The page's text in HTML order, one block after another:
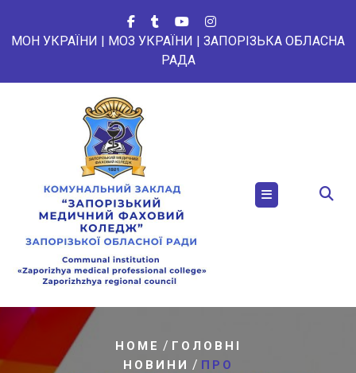
вмісту
МОН УКРАЇНИ | МОЗ УКРАЇНИ | ЗАПОРІЗЬКА ОБЛАСНА
РАДА
HOME / ГОЛОВНІ
НОВИНИ / ПРО